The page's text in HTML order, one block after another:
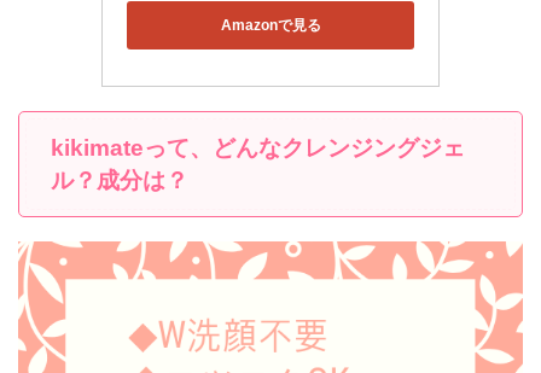
Amazonで見る
kikimateって、どんなクレンジングジェ
ル？成分は？